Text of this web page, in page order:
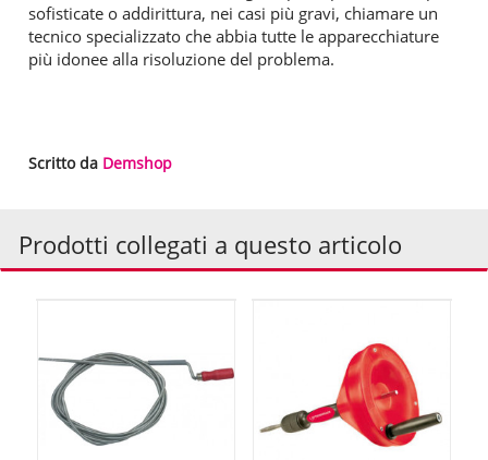
sofisticate o addirittura, nei casi più gravi, chiamare un
tecnico specializzato che abbia tutte le apparecchiature
più idonee alla risoluzione del problema.
Scritto da Demshop
Prodotti collegati a questo articolo